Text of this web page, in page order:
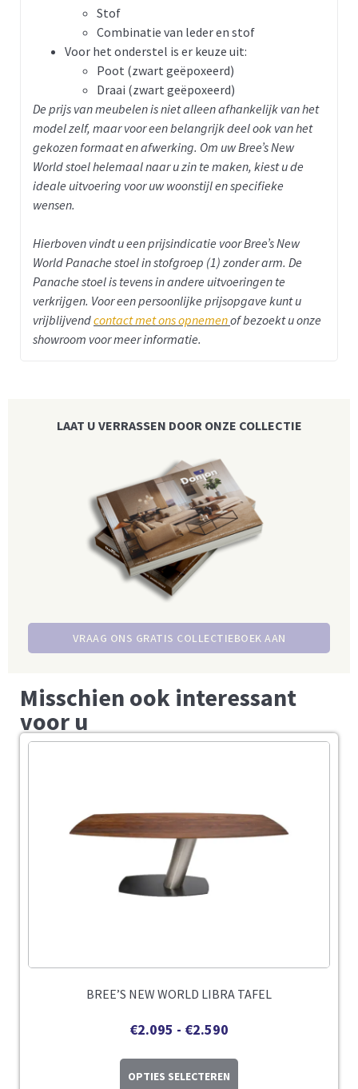
Stof
Combinatie van leder en stof
Voor het onderstel is er keuze uit:
Poot (zwart geëpoxeerd)
Draai (zwart geëpoxeerd)
De prijs van meubelen is niet alleen afhankelijk van het
model zelf, maar voor een belangrijk deel ook van het
gekozen formaat en afwerking. Om uw Bree’s New
World stoel helemaal naar u zin te maken, kiest u de
ideale uitvoering voor uw woonstijl en specifieke
wensen.
Hierboven vindt u een prijsindicatie voor Bree’s New
World Panache stoel in stofgroep (1) zonder arm. De
Panache stoel is tevens in andere uitvoeringen te
verkrijgen. Voor een persoonlijke prijsopgave kunt u
vrijblijvendcontact met ons opnemenof bezoekt u onze
showroom voor meer informatie.
LAAT U VERRASSEN DOOR ONZE COLLECTIE
VRAAG ONS GRATIS COLLECTIEBOEK AAN
Misschien ook interessant
voor u
BREE’S NEW WORLD LIBRA TAFEL
€2.095 - €2.590
OPTIES SELECTEREN